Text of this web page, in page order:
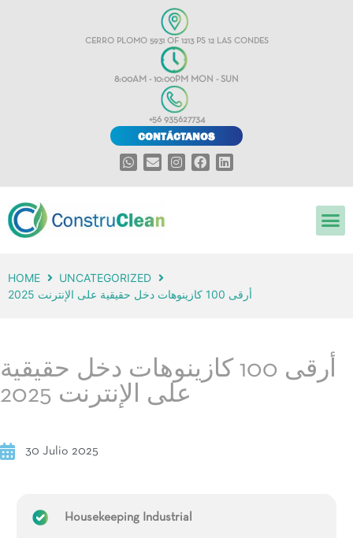
CERRO PLOMO 5931 OF 1213 PS 12 LAS CONDES
8:00AM - 10:00PM MON - SUN
+56 935627734
CONTÁCTANOS
HOME
UNCATEGORIZED
أرقى 100 كازينوهات دخل حقيقية على الإنترنت 2025
أرقى 100 كازينوهات دخل حقيقية
على الإنترنت 2025
30 Julio 2025
Housekeeping Industrial